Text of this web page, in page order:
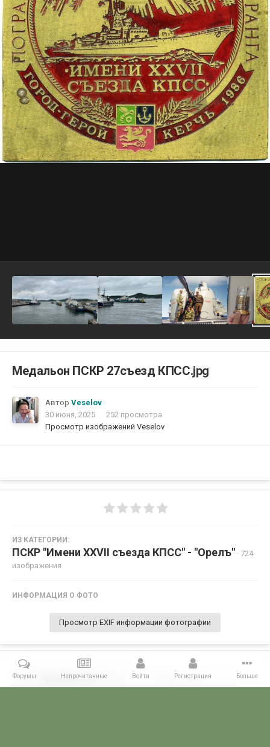
Медальон ПСКР 27съезд КПСС.jpg
Автор Veselov
30 июня, 2025
252 просмотра
Просмотр изображений Veselov
ИЗ КАТЕГОРИИ:
ПСКР "Имени XXVII съезда КПСС" - "Орелъ" · 724
изображения
ИНФОРМАЦИЯ О ФОТО
Просмотр EXIF информации фотографии
Поделиться Подписчики 0
Форумы Непрочитанные Войти Регистрация Больше